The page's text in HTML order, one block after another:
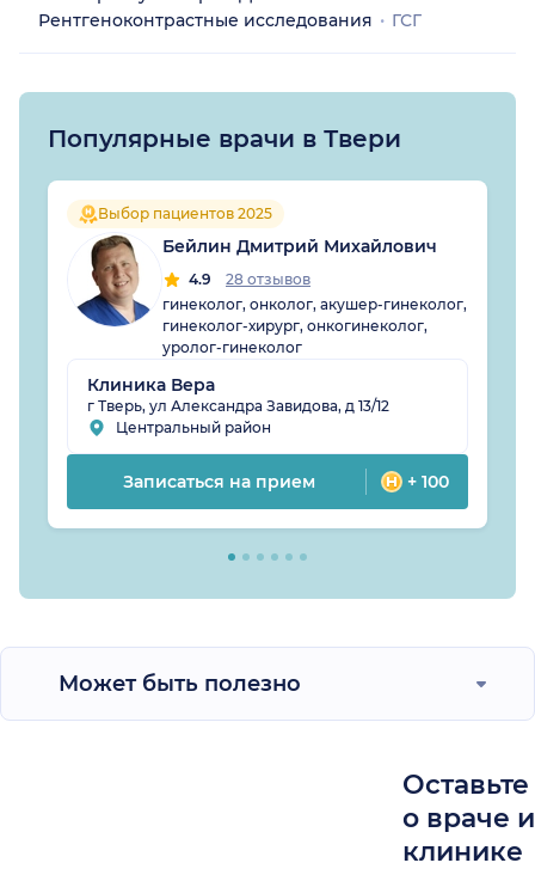
Рентгеноконтрастные исследования
ГСГ
Популярные врачи в Твери
Выбор пациентов 2025
Бейлин Дмитрий Михайлович
4.9
28 отзывов
гинеколог, онколог, акушер-гинеколог,
гинеколог-хирург, онкогинеколог,
уролог-гинеколог
Клиника Вера
г Тверь, ул Александра Завидова, д 13/12
Центральный район
Записаться на прием + 100
Может быть полезно
о враче
клинике